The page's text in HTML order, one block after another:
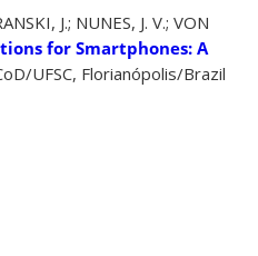
J.; NUNES, J. V.; VON
for Smartphones: A
UFSC, Florianópolis/Brazil